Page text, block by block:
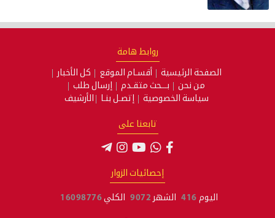
روابط هامة
الصفحة الرئيسية أقسـام الموقع
كل الأخبار
من نحن
بـــحث متقـدم
إرسال طلب
سياسة الخصوصية
إتصـل بنـا الأرشيف
تابعنا على
إحصائيات الزوار
اليوم416 الشهر9072 الكلي16098776